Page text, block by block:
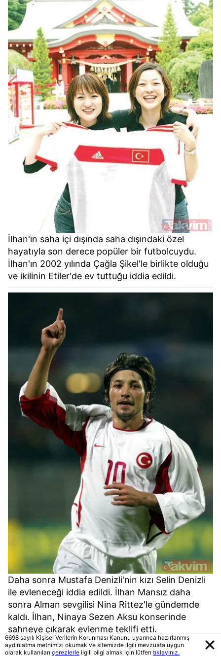
İlhan'ın saha içi dışında saha dışındaki özel
hayatıyla son derece popüler bir futbolcuydu.
İlhan'ın 2002 yılında Çağla Şikel'le birlikte olduğu
ve ikilinin Etiler'de ev tuttuğu iddia edildi.
Daha sonra Mustafa Denizli'nin kızı Selin Denizli
ile evleneceği iddia edildi. İlhan Mansız daha
sonra Alman sevgilisi Nina Rittez'le gündemde
kaldı. İlhan, Ninaya Sezen Aksu konserinde
sahneye çıkarak evlenme teklifi etti.
6698 sayılı Kişisel Verilerin Korunması Kanunu uyarınca hazırlanmış
aydınlatma metnimizi okumak ve sitemizde ilgili mevzuata uygun
olarak kullanılan çerezlerle ilgili bilgi almak için lütfen tıklayınız.